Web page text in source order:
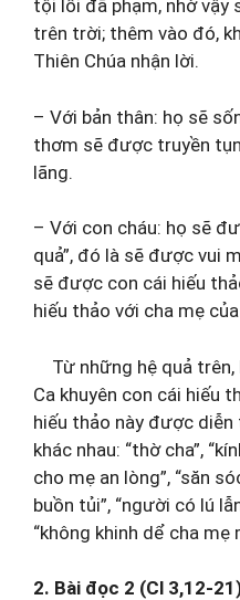
tội lỗi đã phạm, nhờ
trên trời; thêm vào đó,
Thiên Chúa nhận lời.
– Với bản thân: họ sẽ
thơm sẽ được truyền
lãng.
– Với con cháu: họ sẽ
quả”, đó là sẽ được vui
sẽ được con cái hiếu
hiếu thảo với cha mẹ
Từ những hệ quả trên,
Ca khuyên con cái hiếu
hiếu thảo này được diễn
khác nhau: “thờ cha”,
cho mẹ an lòng”, “săn
buồn tủi”, “người có lú
“không khinh dể cha mẹ
2. Bài đọc 2 (Cl 3,12-